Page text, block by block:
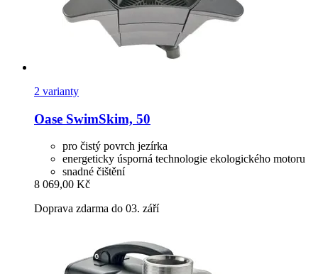
2 varianty
Oase SwimSkim, 50
pro čistý povrch jezírka
energeticky úsporná technologie ekologického motoru
snadné čištění
8 069,00 Kč
Doprava zdarma do 03. září